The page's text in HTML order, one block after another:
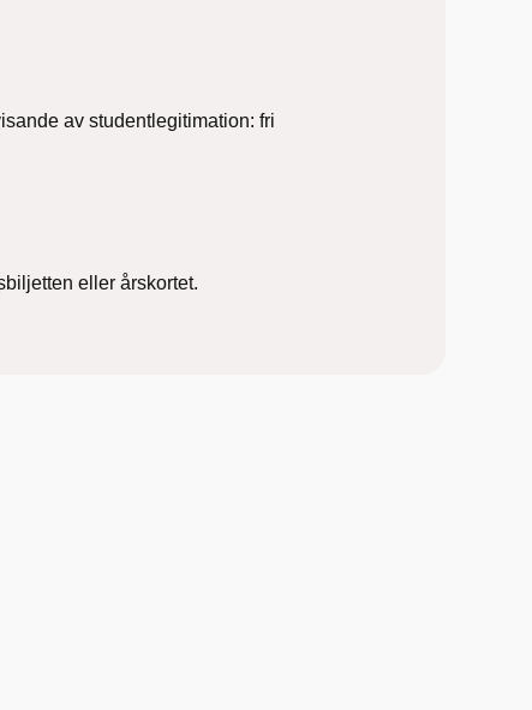
av studentlegitimation: fri
eller årskortet.